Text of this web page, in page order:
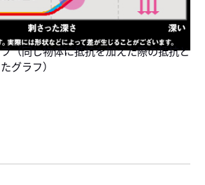
（同じ物体に抵抗を加えた際の抵抗と
グラフ）